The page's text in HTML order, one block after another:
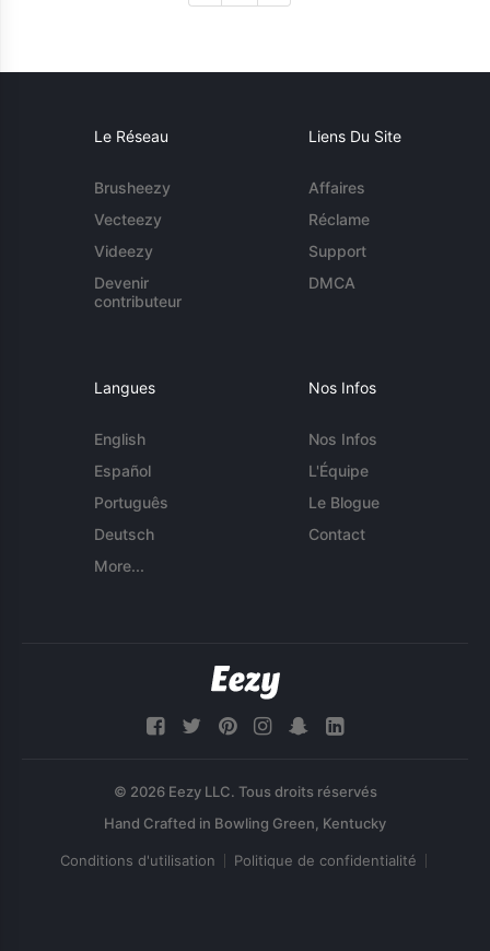
Le Réseau
Brusheezy
Vecteezy
Videezy
Devenir
contributeur
Liens Du Site
Affaires
Réclame
Support
DMCA
Langues
English
Español
Português
Deutsch
More...
Nos Infos
Nos Infos
L'Équipe
Le Blogue
Contact
© 2026 Eezy LLC. Tous droits réservés
Conditions d'utilisation Politique de confidentialité